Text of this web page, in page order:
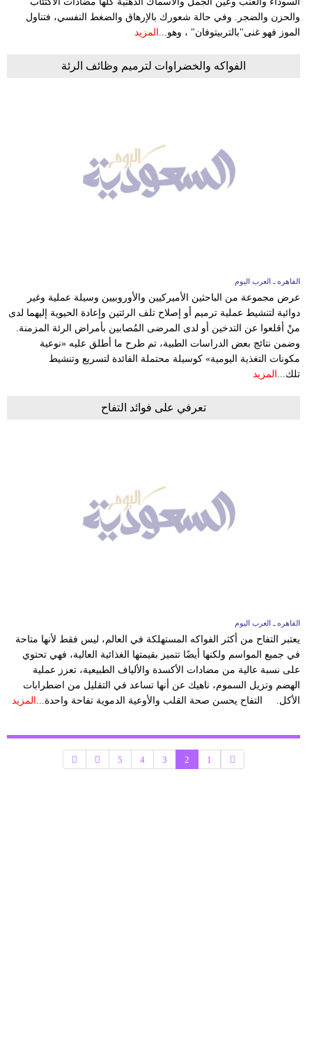
والحزن والضجر. وفي حالة شعورك بالإرهاق والضغط النفسي، فتناول
الموز فهو غنى"بالتربيتوفان" ، وهو... المزيد
الفواكه والخضراوات لترميم وظائف الرئة
القاهره ـ العرب اليوم
عرض مجموعة من الباحثين الأميركيين والأوروبيين وسيلة عملية وغير
دوائية لتنشيط عملية ترميم أو إصلاح تلف الرئتين وإعادة الحيوية إليهما لدى
منْ أقلعوا عن التدخين أو لدى المرضى المُصابين بأمراض الرئة المزمنة.
وضمن نتائج بعض الدراسات الطبية، تم طرح ما أطلق عليه «نوعية
مكونات التغذية اليومية» كوسيلة محتملة الفائدة لتسريع وتنشيط
تلك... المزيد
تعرفي على فوائد التفاح
القاهره ـ العرب اليوم
يعتبر التفاح من أكثر الفواكه المستهلكة في العالم، ليس فقط لأنها متاحة
في جميع المواسم ولكنها أيضًا تتميز بقيمتها الغذائية العالية، فهي تحتوي
على نسبة عالية من مضادات الأكسدة والألياف الطبيعية، تعزز عملية
الهضم وتزيل السموم، ناهيك عن أنها تساعد في التقليل من اضطرابات
الأكل. التفاح يحسن صحة القلب والأوعية الدموية تفاحة واحدة... المزيد
1
2
3
4
5